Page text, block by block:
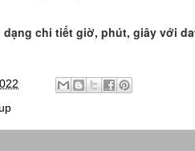
chi tiết giờ, phút, giây với